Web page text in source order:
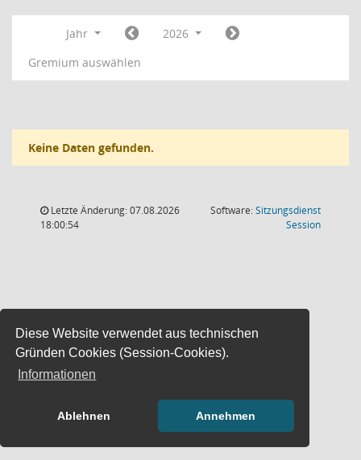
Diese Website verwendet aus technischen
Gründen Cookies (Session-Cookies).
Informationen
Ablehnen Annehmen
Jahr
2026
Gremium auswählen
Keine Daten gefunden.
Letzte Änderung: 07.08.2026
18:00:54
Software:Sitzungsdienst
Session(Wird in